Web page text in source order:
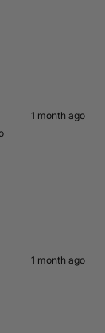
1 month ago
1 month ago